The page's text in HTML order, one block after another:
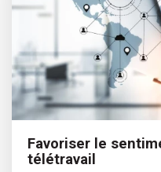
Favoriser le
télétravail